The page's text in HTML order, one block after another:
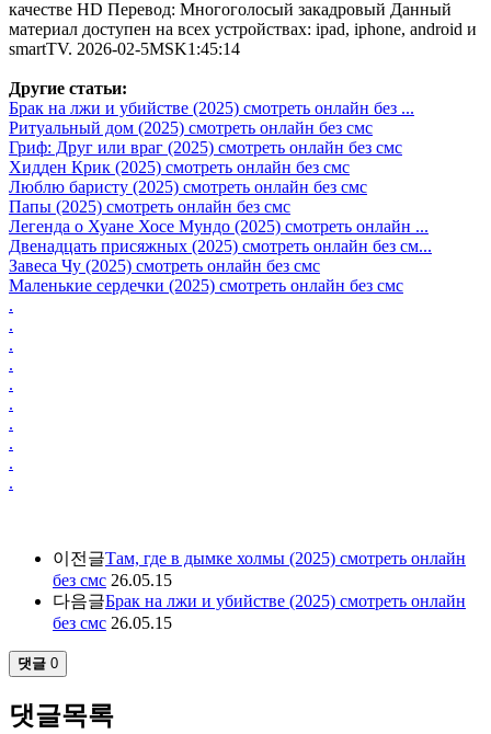
качестве HD Перевод: Многоголосый закадровый Данный
материал доступен на всех устройствах: ipad, iphone, android и
smartTV. 2026-02-5MSK1:45:14
Другие статьи:
Брак на лжи и убийстве (2025) смотреть онлайн без ...
Ритуальный дом (2025) смотреть онлайн без смс
Гриф: Друг или враг (2025) смотреть онлайн без смс
Хидден Крик (2025) смотреть онлайн без смс
Люблю баристу (2025) смотреть онлайн без смс
Папы (2025) смотреть онлайн без смс
Легенда о Хуане Хосе Мундо (2025) смотреть онлайн ...
Двенадцать присяжных (2025) смотреть онлайн без см...
Завеса Чу (2025) смотреть онлайн без смс
Маленькие сердечки (2025) смотреть онлайн без смс
.
.
.
.
.
.
.
.
.
.
이전글Там, где в дымке холмы (2025) смотреть онлайн
без смс 26.05.15
다음글Брак на лжи и убийстве (2025) смотреть онлайн
без смс 26.05.15
댓글 0
댓글목록